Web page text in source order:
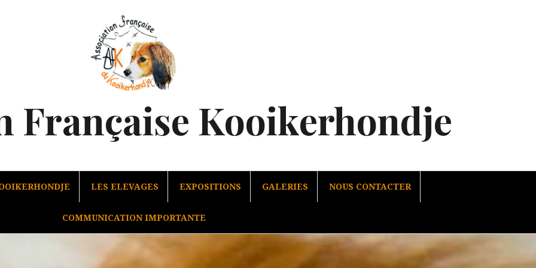
Française Kooikerhondje
LES ELEVAGES EXPOSITIONS GALERIES NOUS CONTACTER
COMMUNICATION IMPORTANTE